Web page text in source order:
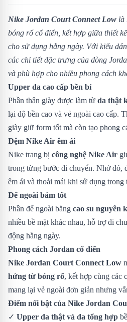
Nike Jordan Court Connect Low là
bóng rổ cổ điển, kết hợp giữa thiết
cho sử dụng hằng ngày. Với kiểu
các chi tiết đặc trưng của dòng
và phù hợp cho nhiều phong cách
Upper da cao cấp bền bỉ
Phần thân giày được làm từ da thật
lại độ bền cao và vẻ ngoài cao cấp.
giày giữ form tốt mà còn tạo phong
Đệm Nike Air êm ái
Nike trang bị công nghệ Nike Air
trong từng bước di chuyển. Nhờ đó,
êm ái và thoải mái khi sử dụng trong
Đế ngoài bám tốt
Phần đế ngoài bằng cao su nguyên
nhiều bề mặt khác nhau, hỗ trợ di
động hằng ngày.
Phong cách Jordan cổ điển
Nike Jordan Court Connect Low
hứng từ bóng rổ, kết hợp cùng các
mang lại vẻ ngoài đơn giản nhưng
Điểm nổi bật của Nike Jordan
✓ Upper da thật và da tổng hợp